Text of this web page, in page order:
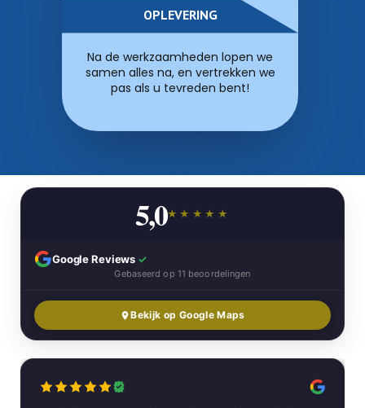
OPLEVERING
Na de werkzaamheden lopen we
samen alles na, en vertrekken we
pas als u tevreden bent!
5,0★★★★★
Google Reviews ✓
Gebaseerd op 11 beoordelingen
Bekijk op Google Maps